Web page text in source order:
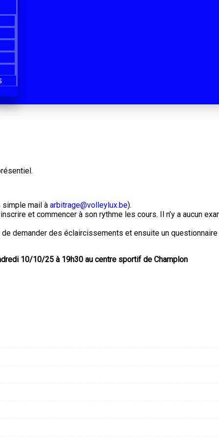
simple mail à arbitrage@volleylux.be).
et commencer à son rythme les cours. Il n’y a aucun
demander des éclaircissements et ensuite un
10/10/25 à 19h30 au centre sportif de Champlon